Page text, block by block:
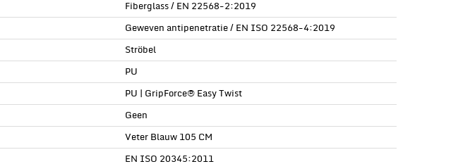
Fiberglass / EN 22568-2:2019
Geweven antipenetratie / EN ISO 22568-4:2019
Ströbel
PU
PU | GripForce® Easy Twist
Geen
Veter Blauw 105 CM
EN ISO 20345:2011